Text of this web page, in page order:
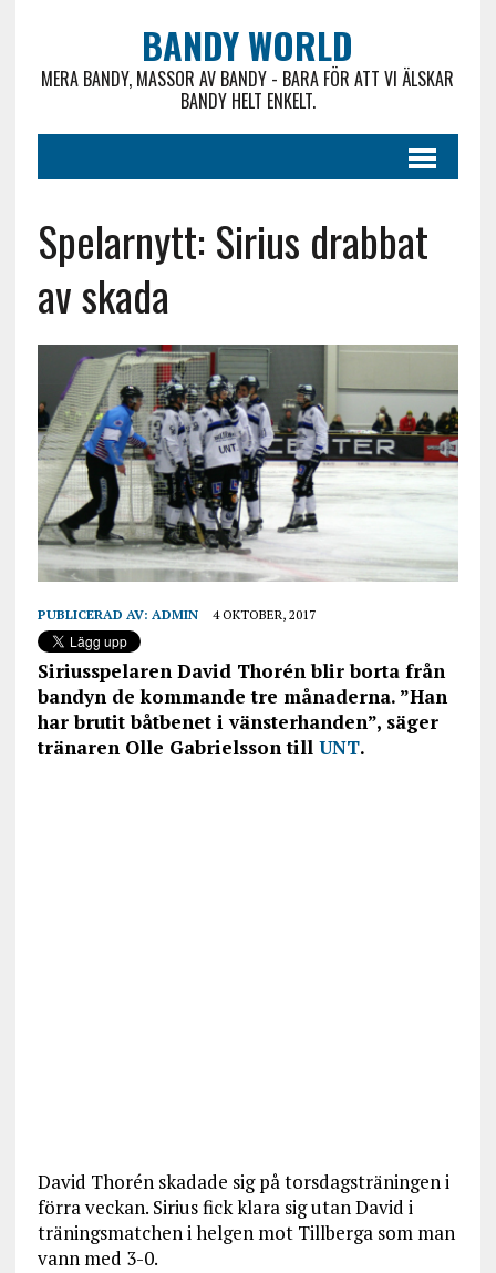
BANDY WORLD
MERA BANDY, MASSOR AV BANDY - BARA FÖR ATT VI ÄLSKAR
BANDY HELT ENKELT.
Spelarnytt: Sirius drabbat
av skada
PUBLICERAD AV: ADMIN 4 OKTOBER, 2017
Siriusspelaren David Thorén blir borta från
bandyn de kommande tre månaderna. ”Han
har brutit båtbenet i vänsterhanden”, säger
tränaren Olle Gabrielsson till UNT.
David Thorén skadade sig på torsdagsträningen i
förra veckan. Sirius fick klara sig utan David i
träningsmatchen i helgen mot Tillberga som man
vann med 3-0.